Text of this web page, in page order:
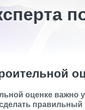
оценке важно